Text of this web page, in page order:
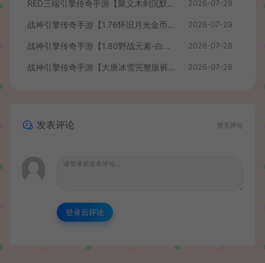
RED三端引擎传奇手游【聚义木剑沉默高仿嘟嘟沉默】最新整理Win系服务端+安卓苹果PC三端+详细搭建教程 2026-07-29
战神引擎传奇手游【1.76怀旧月光金币版】最新整理Win系复古服务端+安卓苹果双端+GM授权物品后台+详细搭建教程 2026-07-29
战神引擎传奇手游【1.80野战元素-白猪7.2免授权】最新整理Win系特色服务端+安卓+GM授权物品后台+详细搭建教程 2026-07-28
战神引擎传奇手游【大唐冰雪完整版裤衩7.0免授权】最新整理Win系特色服务端+GM授权后台+安卓苹果双端+详细搭建教程 2026-07-28
发表评论 暂无评论
登录后评论